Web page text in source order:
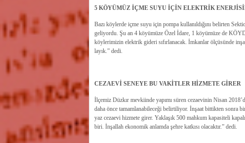
5 KÖYÜMÜZ İÇME SUYU İÇİN ELEKTRİK
Bazı köylerde içme suyu için pompa kullanıldığını belirten
geliyordu. Şu an 4 köyümüze Özel İdare, 1 köyümüze de
köylerimizin elektrik gideri sıfırlanacak. İmkanlar ölçüsünde
layık.” dedi.
CEZAEVİ SENEYE BU VAKİTLER HİZMETE GİRER
İlçemiz Düzkır mevkiinde yapımı süren cezaevinin Nisan
daha önce tamamlanabileceği belirtiliyor. İnşaat bittikten sonra
yaz cezaevi hizmete girer. Yaklaşık 500 mahkum kapasiteli
biri. İnşallah ekonomik anlamda şehre katkısı olacaktır.” dedi.